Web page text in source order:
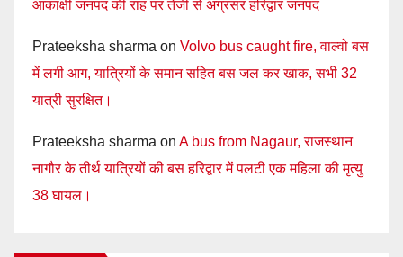
आकांक्षी जनपद की राह पर तेजी से अग्रसर हरिद्वार जनपद
Prateeksha sharma on Volvo bus caught fire, वाल्वो बस
में लगी आग, यात्रियों के समान सहित बस जल कर खाक, सभी 32
यात्री सुरक्षित।
Prateeksha sharma on A bus from Nagaur, राजस्थान
नागौर के तीर्थ यात्रियों की बस हरिद्वार में पलटी एक महिला की मृत्यु
38 घायल।